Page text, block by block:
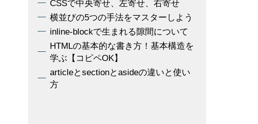
CSSで中央寄せ、左寄せ、右寄せ
横並びの5つの手法をマスターしよう
inline-blockで生まれる隙間について
HTMLの基本的な書き方！基本構造を
学ぶ【コピペOK】
articleとsectionとasideの違いと使い
方